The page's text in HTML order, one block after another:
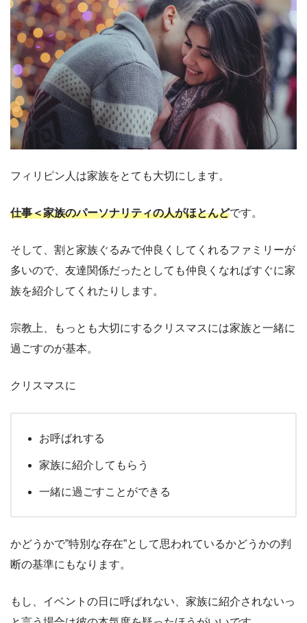
フィリピン人は家族をとても大切にします。
仕事＜家族のパーソナリティの人がほとんどです。
そして、割と家族ぐるみで仲良くしてくれるファミリーが
多いので、友達関係だったとしても仲良くなればすぐに家
族を紹介してくれたりします。
宗教上、もっとも大切にするクリスマスには家族と一緒に
過ごすのが基本。
クリスマスに
お呼ばれする
家族に紹介してもらう
一緒に過ごすことができる
かどうかで”特別な存在”として思われているかどうかの判
断の基準にもなります。
もし、イベントの日に呼ばれない、家族に紹介されないっ